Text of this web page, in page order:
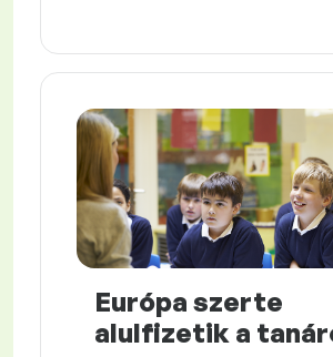
Európa szerte
alulfizetik a